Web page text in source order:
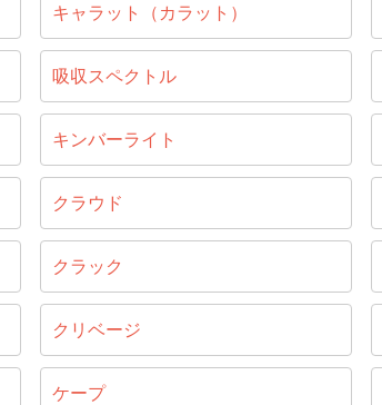
キャラット（カラット）
吸収スペクトル
キンバーライト
クラウド
クラック
クリベージ
ケープ